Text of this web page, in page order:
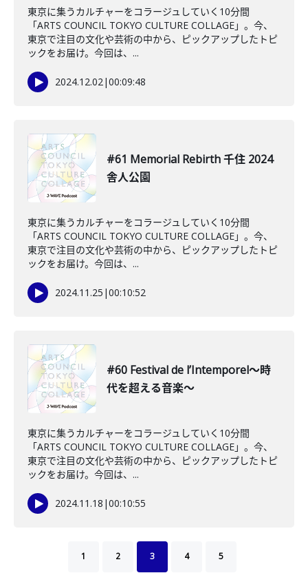
東京に集うカルチャーをコラージュしていく10分間
「ARTS COUNCIL TOKYO CULTURE COLLAGE」。今、
東京で注目の文化や芸術の中から、ピックアップしたトピ
ックをお届け。今回は、...
2024.12.02|00:09:48
#61 Memorial Rebirth 千住 2024
舎人公園
東京に集うカルチャーをコラージュしていく10分間
「ARTS COUNCIL TOKYO CULTURE COLLAGE」。今、
東京で注目の文化や芸術の中から、ピックアップしたトピ
ックをお届け。今回は、...
2024.11.25 |00:10:52
#60 Festival de l’Intemporel～時
代を超える音楽～
東京に集うカルチャーをコラージュしていく10分間
「ARTS COUNCIL TOKYO CULTURE COLLAGE」。今、
東京で注目の文化や芸術の中から、ピックアップしたトピ
ックをお届け。今回は、...
2024.11.18 |00:10:55
1 2 3 4 5